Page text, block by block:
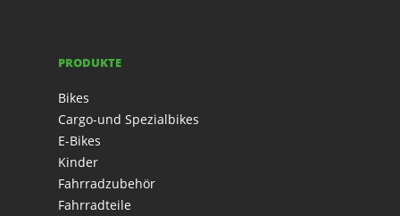
PRODUKTE
Bikes
Cargo-und Spezialbikes
E-Bikes
Kinder
Fahrradzubehör
Fahrradteile